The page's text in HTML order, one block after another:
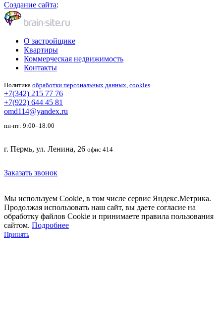
Создание сайта:
О застройщике
Квартиры
Коммерческая недвижимость
Контакты
Политика обработки персональных данных, cookies
+7(342) 215 77 76
+7(922) 644 45 81
omd114@yandex.ru
пн-пт: 9:00–18:00
г. Пермь, ул. Ленина, 26 офис 414
Заказать звонок
Мы используем Cookie, в том числе сервис Яндекс.Метрика.
Продолжая использовать наш сайт, вы даете согласие на
обработку файлов Cookie и принимаете правила пользования
сайтом. Подробнее
Принять